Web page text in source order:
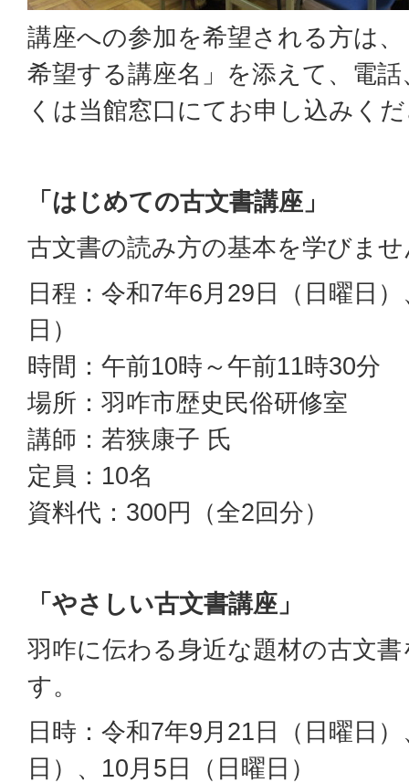
講座への参加を希望される方は
希望する講座名」を添えて、電
くは当館窓口にてお申し込みく
「はじめての古文書講座」
古文書の読み方の基本を学びま
日程：令和7年6月29日（日曜日
日）
時間：午前10時～午前11時30分
場所：羽咋市歴史民俗研修室
講師：若狭康子 氏
定員：10名
資料代：300円（全2回分）
「やさしい古文書講座」
羽咋に伝わる身近な題材の古文
す。
日時：令和7年9月21日（日曜日
日）、10月5日（日曜日）